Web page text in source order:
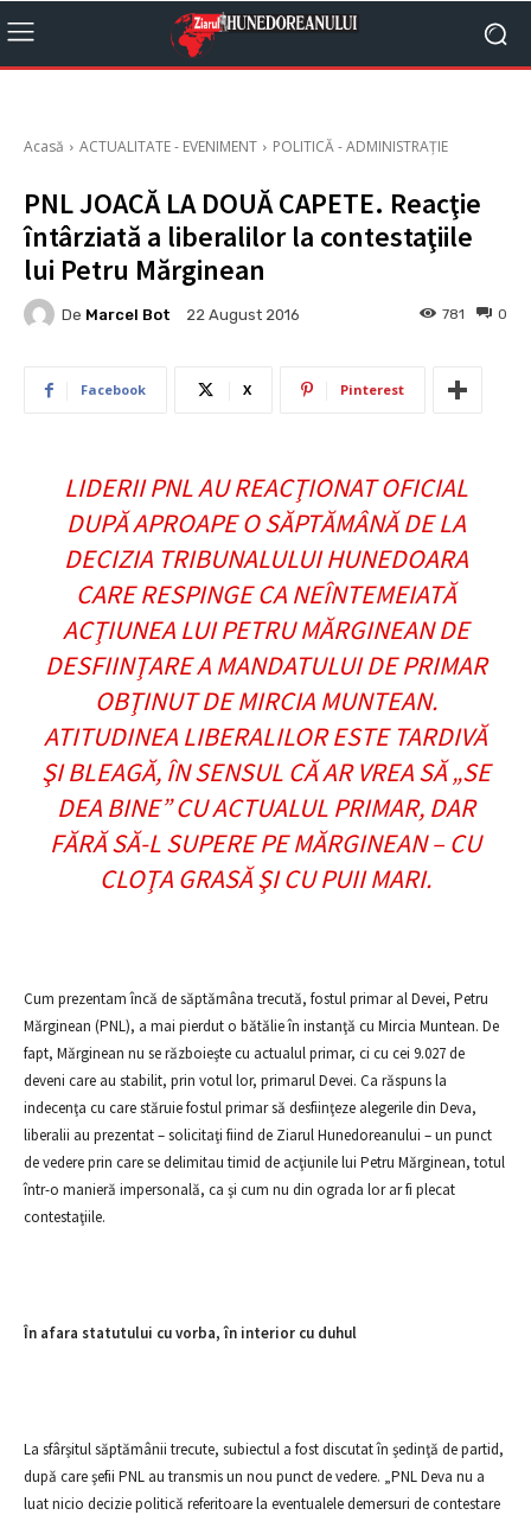
Acasă ACTUALITATE - EVENIMENT POLITICĂ - ADMINISTRAȚIE
PNL JOACĂ LA DOUĂ CAPETE. Reacţie
întârziată a liberalilor la contestaţiile
lui Petru Mărginean
De Marcel Bot 22 August 2016 0
781
Facebook X Pinterest
LIDERII PNL AU REACŢIONAT OFICIAL
DUPĂ APROAPE O SĂPTĂMÂNĂ DE LA
DECIZIA TRIBUNALULUI HUNEDOARA
CARE RESPINGE CA NEÎNTEMEIATĂ
ACŢIUNEA LUI PETRU MĂRGINEAN DE
DESFIINŢARE A MANDATULUI DE PRIMAR
OBŢINUT DE MIRCIA MUNTEAN.
ATITUDINEA LIBERALILOR ESTE TARDIVĂ
ŞI BLEAGĂ, ÎN SENSUL CĂ AR VREA SĂ „SE
DEA BINE” CU ACTUALUL PRIMAR, DAR
FĂRĂ SĂ-L SUPERE PE MĂRGINEAN – CU
CLOŢA GRASĂ ŞI CU PUII MARI.
Cum prezentam încă de săptămâna trecută, fostul primar al Devei, Petru
Mărginean (PNL), a mai pierdut o bătălie în instanţă cu Mircia Muntean. De
fapt, Mărginean nu se războieşte cu actualul primar, ci cu cei 9.027 de
deveni care au stabilit, prin votul lor, primarul Devei. Ca răspuns la
indecenţa cu care stăruie fostul primar să desfiinţeze alegerile din Deva,
liberalii au prezentat – solicitaţi fiind de Ziarul Hunedoreanului – un punct
de vedere prin care se delimitau timid de acţiunile lui Petru Mărginean, totul
într-o manieră impersonală, ca şi cum nu din ograda lor ar fi plecat
contestaţiile.
În afara statutului cu vorba, în interior cu duhul
La sfârşitul săptămânii trecute, subiectul a fost discutat în şedinţă de partid,
după care şefii PNL au transmis un nou punct de vedere. „PNL Deva nu a
luat nicio decizie politică referitoare la eventualele demersuri de contestare